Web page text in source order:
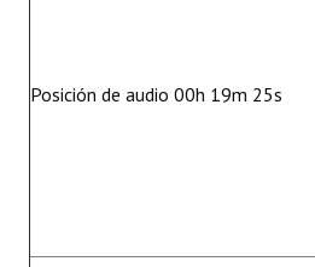
Posición de audio 00h 19m 25s